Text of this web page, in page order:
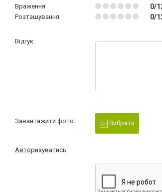
Враження 0/
Розташування 0/
Відгук:
Завантажити фото: Вибрати
Авторизуватись